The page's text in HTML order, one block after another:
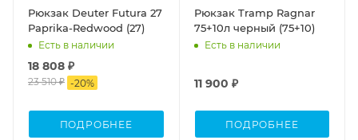
Рюкзак Deuter Futura 27
Paprika-Redwood (27)
Есть в наличии
18 808 ₽
23 510 ₽ -20%
ПОДРОБНЕЕ
Рюкзак Tramp Ragnar
75+10л черный (75+10)
Есть в наличии
11 900 ₽
ПОДРОБНЕЕ